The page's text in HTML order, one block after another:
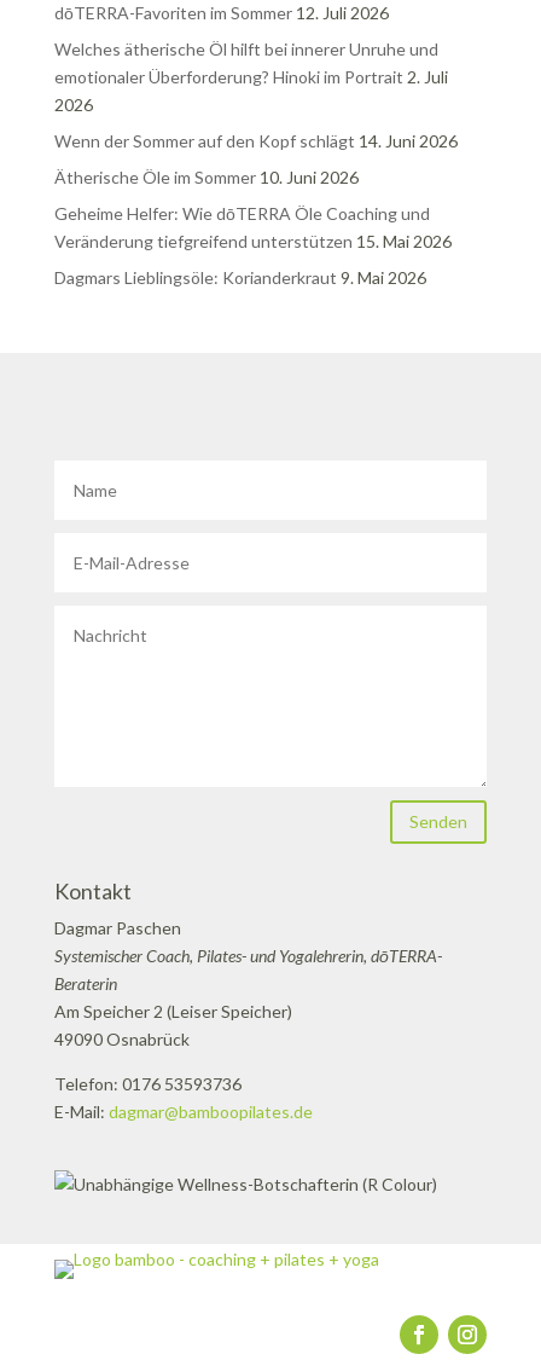
dōTERRA-Favoriten im Sommer 12. Juli 2026
Welches ätherische Öl hilft bei innerer Unruhe und
emotionaler Überforderung? Hinoki im Portrait 2. Juli
2026
Wenn der Sommer auf den Kopf schlägt 14. Juni 2026
Ätherische Öle im Sommer 10. Juni 2026
Geheime Helfer: Wie dōTERRA Öle Coaching und
Veränderung tiefgreifend unterstützen 15. Mai 2026
Dagmars Lieblingsöle: Korianderkraut 9. Mai 2026
Senden
Kontakt
Dagmar Paschen
Systemischer Coach, Pilates- und Yogalehrerin, dōTERRA-
Beraterin
Am Speicher 2 (Leiser Speicher)
49090 Osnabrück
Telefon: 0176 53593736
E-Mail: dagmar@bamboopilates.de